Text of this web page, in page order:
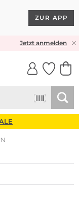
ZUR APP
Jetzt anmelden